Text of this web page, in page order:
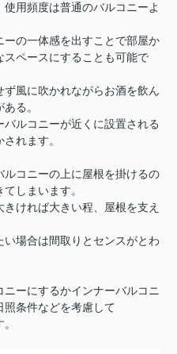
用頻度は普通のバルコニーよ
の一体感を出すことで部屋か
スペースにすることも可能で
風に吹かれながらお酒を飲ん
る。
ルコニーが近くに設置される
れます。
コニーの上に屋根を掛けるの
しまいます。
ければ大きい程、屋根を支え
場合は間取りとセンスがとわ
ーにするかインナーバルコニ
照条件などを考慮して